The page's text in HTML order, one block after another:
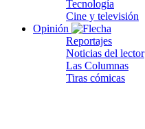
Tecnología
Cine y televisión
Opinión
Reportajes
Noticias del lector
Las Columnas
Tiras cómicas